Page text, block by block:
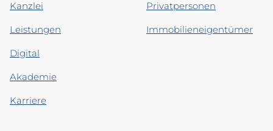
Kanzlei
Leistungen
Digital
Akademie
Karriere
Privatpersonen
Immobilieneigentümer